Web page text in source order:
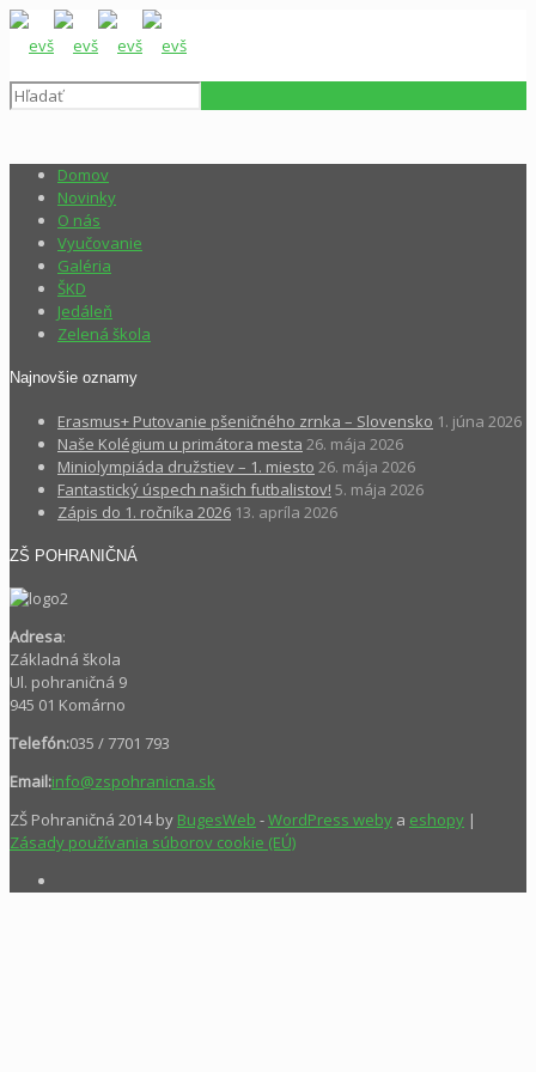
Domov
Novinky
O nás
Vyučovanie
Galéria
ŠKD
Jedáleň
Zelená škola
Najnovšie oznamy
Erasmus+ Putovanie pšeničného zrnka – Slovensko 1. júna 2026
Naše Kolégium u primátora mesta 26. mája 2026
Miniolympiáda družstiev – 1. miesto 26. mája 2026
Fantastický úspech našich futbalistov! 5. mája 2026
Zápis do 1. ročníka 2026 13. apríla 2026
ZŠ POHRANIČNÁ
Adresa:
Základná škola
Ul. pohraničná 9
945 01 Komárno
Telefón:035 / 7701 793
Email:info@zspohranicna.sk
ZŠ Pohraničná 2014 by BugesWeb -WordPress weby a eshopy |
Zásady používania súborov cookie (EÚ)